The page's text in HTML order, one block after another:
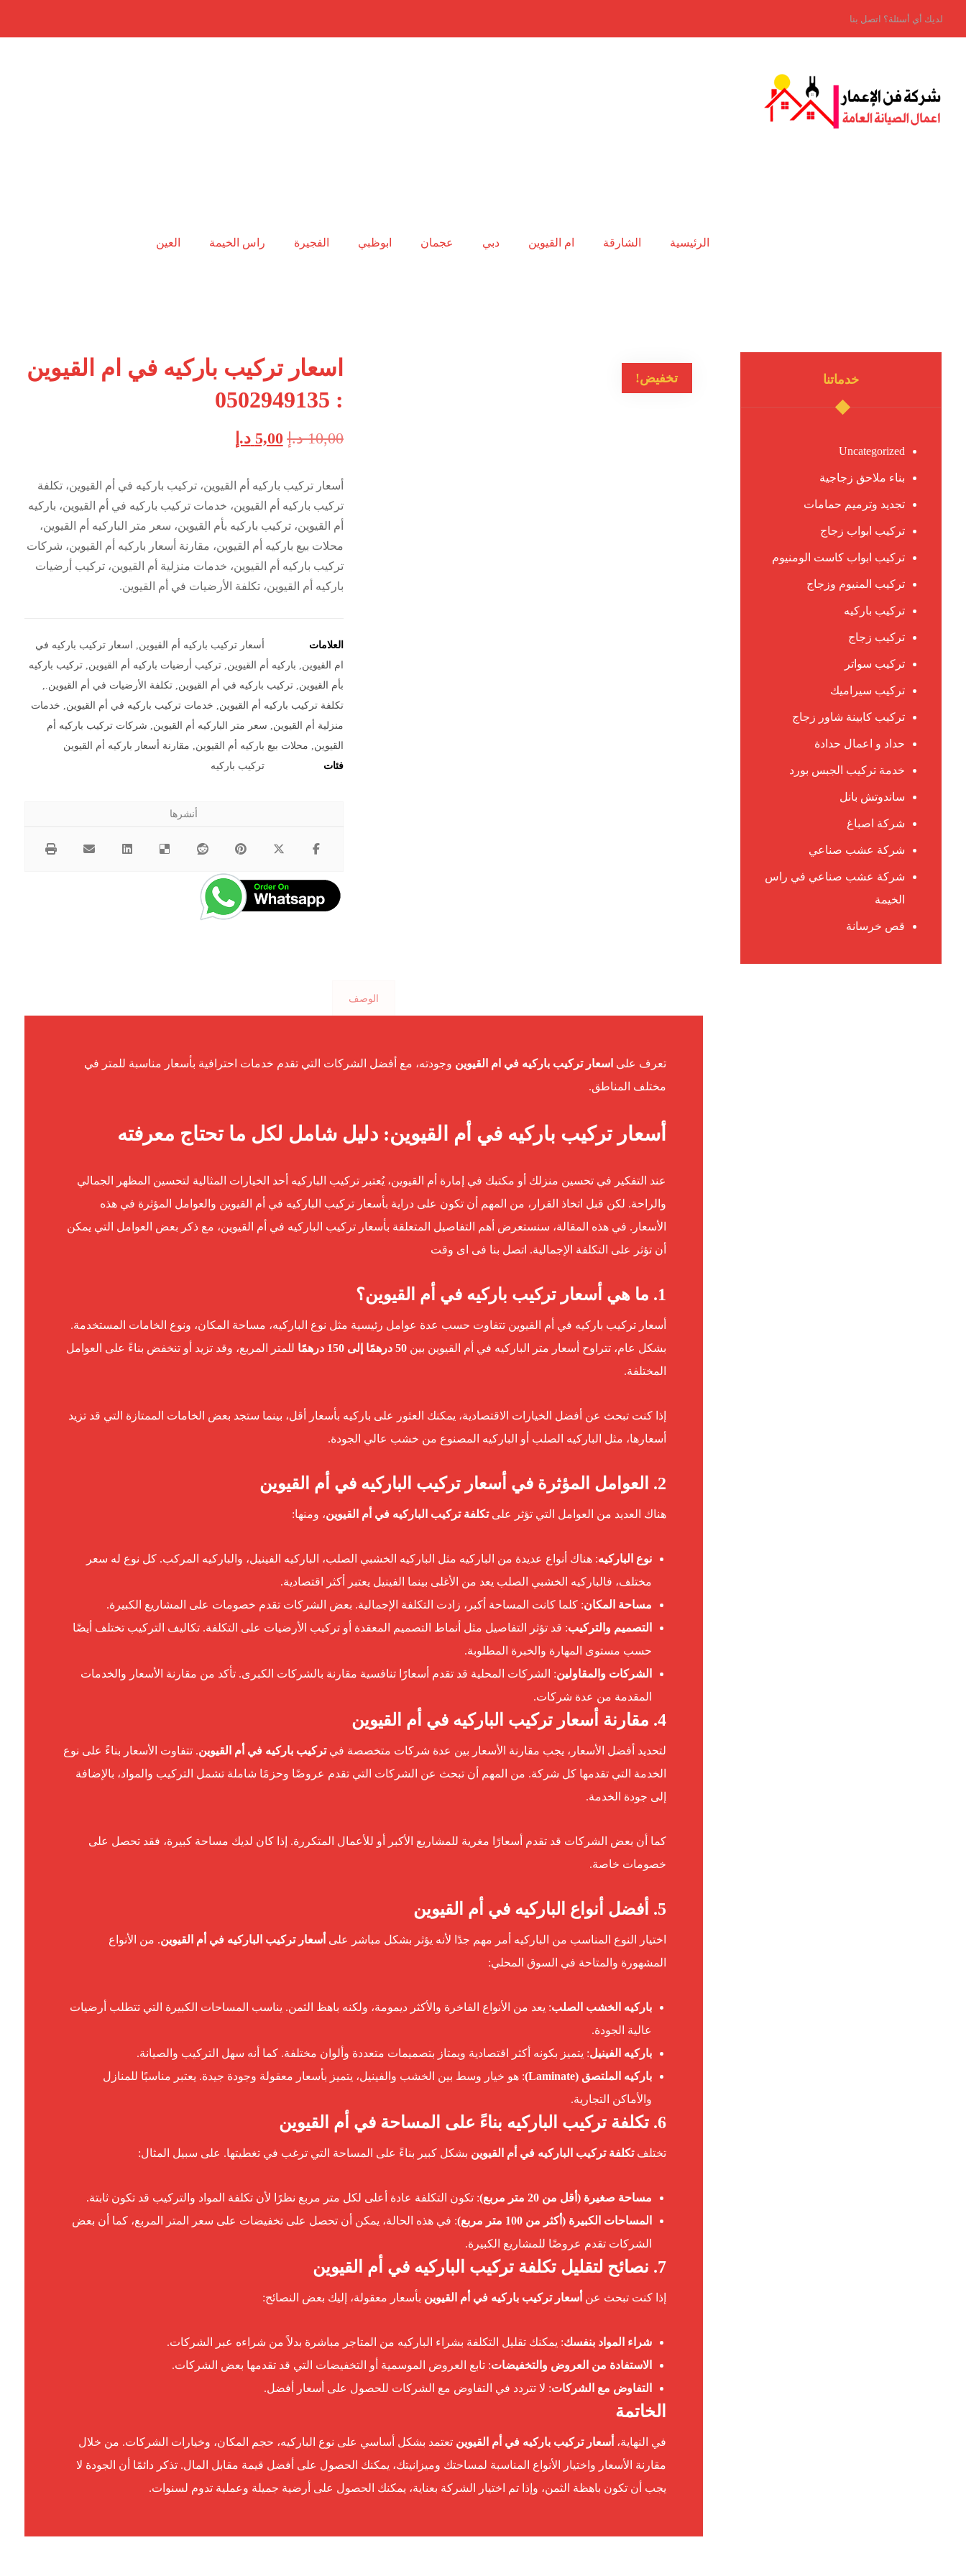
لديك أي أسئلة؟ اتصل بنا
الرئيسية الشارقة ام القيوين دبي عجمان ابوظبي الفجيرة راس الخيمة العين
تخفيض!
اسعار تركيب باركيه في ام القيوين
: 0502949135
10,00 د.إ 5,00 د.إ
أسعار تركيب باركيه أم القيوين، تركيب باركيه في أم القيوين، تكلفة
تركيب باركيه أم القيوين، خدمات تركيب باركيه في أم القيوين، باركيه
أم القيوين، تركيب باركيه بأم القيوين، سعر متر الباركيه أم القيوين،
محلات بيع باركيه أم القيوين، مقارنة أسعار باركيه أم القيوين، شركات
تركيب باركيه أم القيوين، خدمات منزلية أم القيوين، تركيب أرضيات
باركيه أم القيوين، تكلفة الأرضيات في أم القيوين.
العلامات أسعار تركيب باركيه أم القيوين
اسعار تركيب باركيه في
ام القيوين
باركيه أم القيوين ,تركيب أرضيات باركيه أم القيوين ,تركيب باركيه
بأم القيوين ,تركيب باركيه في أم القيوين ,تكلفة الأرضيات في أم القيوين.
تكلفة تركيب باركيه أم القيوين
خدمات تركيب باركيه في أم القيوين
خدمات
منزلية أم القيوين
سعر متر الباركيه أم القيوين
شركات تركيب باركيه أم
القيوين
محلات بيع باركيه أم القيوين
مقارنة أسعار باركيه أم القيوين
فئات
تركيب باركيه
الوصف
تعرف على اسعار تركيب باركيه في ام القيوين وجودته، مع أفضل الشركات التي تقدم خدمات احترافية بأسعار مناسبة للمتر في
مختلف المناطق.
أسعار تركيب باركيه في أم القيوين: دليل شامل لكل ما تحتاج معرفته
عند التفكير في تحسين منزلك أو مكتبك في إمارة أم القيوين، يُعتبر تركيب الباركيه أحد الخيارات المثالية لتحسين المظهر الجمالي
والراحة. لكن قبل اتخاذ القرار، من المهم أن تكون على دراية بأسعار تركيب الباركيه في أم القيوين والعوامل المؤثرة في هذه
الأسعار. في هذه المقالة، سنستعرض أهم التفاصيل المتعلقة بأسعار تركيب الباركيه في أم القيوين، مع ذكر بعض العوامل التي يمكن
أن تؤثر على التكلفة الإجمالية. اتصل بنا فى اى وقت
1. ما هي أسعار تركيب باركيه في أم القيوين؟
أسعار تركيب باركيه في أم القيوين تتفاوت حسب عدة عوامل رئيسية مثل نوع الباركيه، مساحة المكان، ونوع الخامات المستخدمة.
بشكل عام، تتراوح أسعار متر الباركيه في أم القيوين بين 50 درهمًا إلى 150 درهمًا
للمتر المربع، وقد تزيد أو تنخفض بناءً على العوامل
المختلفة.
إذا كنت تبحث عن أفضل الخيارات الاقتصادية، يمكنك العثور على باركيه بأسعار أقل، بينما ستجد بعض الخامات الممتازة التي قد تزيد
أسعارها، مثل الباركيه الصلب أو الباركيه المصنوع من خشب عالي الجودة.
2. العوامل المؤثرة في أسعار تركيب الباركيه في أم القيوين
هناك العديد من العوامل التي تؤثر علىتكلفة تركيب الباركيه في أم القيوين، ومنها:
نوع الباركيه: هناك أنواع عديدة من الباركيه مثل الباركيه الخشبي الصلب، الباركيه الفينيل، والباركيه المركب. كل نوع له سعر
مختلف، فالباركيه الخشبي الصلب يعد من الأغلى بينما الفينيل يعتبر أكثر اقتصادية.
مساحة المكان: كلما كانت المساحة أكبر، زادت التكلفة الإجمالية. بعض الشركات تقدم خصومات على المشاريع الكبيرة.
التصميم والتركيب: قد تؤثر التفاصيل مثل أنماط التصميم المعقدة أو تركيب الأرضيات على التكلفة. تكاليف التركيب تختلف أيضًا
حسب مستوى المهارة والخبرة المطلوبة.
الشركات والمقاولين: الشركات المحلية قد تقدم أسعارًا تنافسية مقارنة بالشركات الكبرى. تأكد من مقارنة الأسعار والخدمات
المقدمة من عدة شركات.
4. مقارنة أسعار تركيب الباركيه في أم القيوين
لتحديد أفضل الأسعار، يجب مقارنة الأسعار بين عدة شركات متخصصة فيتركيب باركيه في أم القيوين. تتفاوت الأسعار بناءً على نوع
الخدمة التي تقدمها كل شركة. من المهم أن تبحث عن الشركات التي تقدم عروضًا وحزمًا شاملة تشمل التركيب والمواد، بالإضافة
إلى جودة الخدمة.
كما أن بعض الشركات قد تقدم أسعارًا مغرية للمشاريع الأكبر أو للأعمال المتكررة. إذا كان لديك مساحة كبيرة، فقد تحصل على
خصومات خاصة.
5. أفضل أنواع الباركيه في أم القيوين
اختيار النوع المناسب من الباركيه أمر مهم جدًا لأنه يؤثر بشكل مباشر على أسعار تركيب الباركيه في أم القيوين. من الأنواع
المشهورة والمتاحة في السوق المحلي:
باركيه الخشب الصلب: يعد من الأنواع الفاخرة والأكثر ديمومة، ولكنه باهظ الثمن. يناسب المساحات الكبيرة التي تتطلب أرضيات
عالية الجودة.
باركيه الفينيل: يتميز بكونه أكثر اقتصادية ويمتاز بتصميمات متعددة وألوان مختلفة. كما أنه سهل التركيب والصيانة.
باركيه الملتصق (Laminate)
: هو خيار وسط بين الخشب والفينيل، يتميز بأسعار معقولة وجودة جيدة. يعتبر مناسبًا للمنازل
والأماكن التجارية.
6. تكلفة تركيب الباركيه بناءً على المساحة في أم القيوين
تختلفتكلفة تركيب الباركيه في أم القيوين بشكل كبير بناءً على المساحة التي ترغب في تغطيتها. على سبيل المثال:
مساحة صغيرة (أقل من 20 متر مربع)
: تكون التكلفة عادة أعلى لكل متر مربع نظرًا لأن تكلفة المواد والتركيب قد تكون ثابتة.
المساحات الكبيرة (أكثر من 100 متر مربع)
: في هذه الحالة، يمكن أن تحصل على تخفيضات على سعر المتر المربع، كما أن بعض
الشركات تقدم عروضًا للمشاريع الكبيرة.
7. نصائح لتقليل تكلفة تركيب الباركيه في أم القيوين
إذا كنت تبحث عن أسعار تركيب باركيه في أم القيوين بأسعار معقولة، إليك بعض النصائح:
شراء المواد بنفسك: يمكنك تقليل التكلفة بشراء الباركيه من المتاجر مباشرة بدلاً من شراءه عبر الشركات.
الاستفادة من العروض والتخفيضات: تابع العروض الموسمية أو التخفيضات التي قد تقدمها بعض الشركات.
التفاوض مع الشركات: لا تتردد في التفاوض مع الشركات للحصول على أسعار أفضل.
الخاتمة
في النهاية، أسعار تركيب باركيه في أم القيوين تعتمد بشكل أساسي على نوع الباركيه، حجم المكان، وخيارات الشركات. من خلال
مقارنة الأسعار واختيار الأنواع المناسبة لمساحتك وميزانيتك، يمكنك الحصول على أفضل قيمة مقابل المال. تذكر دائمًا أن الجودة لا
يجب أن تكون باهظة الثمن، وإذا تم اختيار الشركة بعناية، يمكنك الحصول على أرضية جميلة وعملية تدوم لسنوات.
خدماتنا
Uncategorized
بناء ملاحق زجاجية
تجديد وترميم حمامات
تركيب ابواب زجاج
تركيب ابواب كاست الومنيوم
تركيب المنيوم وزجاج
تركيب باركيه
تركيب زجاج
تركيب سواتر
تركيب سيراميك
تركيب كابينة شاور زجاج
حداد و اعمال حدادة
خدمة تركيب الجبس بورد
ساندوتش بانل
شركة اصباغ
شركة عشب صناعي
شركة عشب صناعي في راس
الخيمة
قص خرسانة